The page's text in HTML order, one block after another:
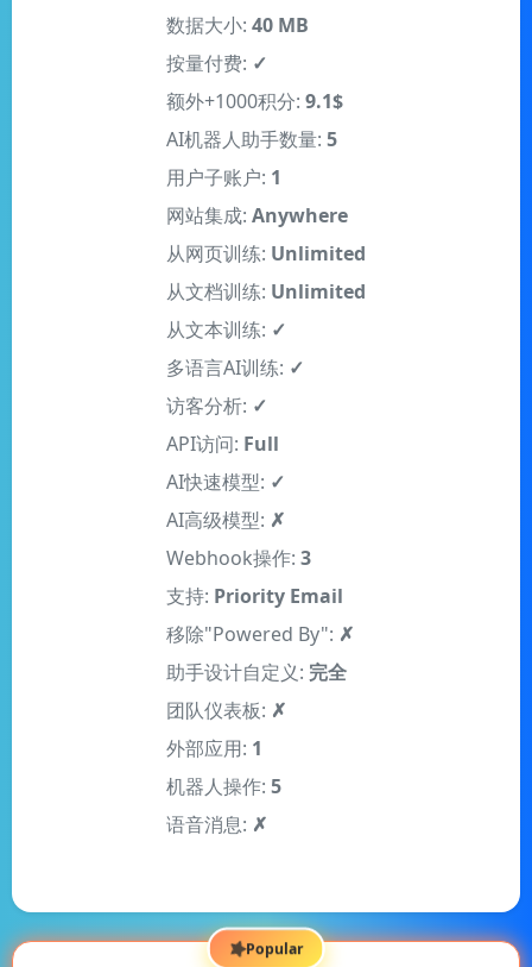
数据大小: 40 MB
按量付费: ✓
额外+1000积分: 9.1$
AI机器人助手数量: 5
用户子账户: 1
网站集成: Anywhere
从网页训练: Unlimited
从文档训练: Unlimited
从文本训练: ✓
多语言AI训练: ✓
访客分析: ✓
API访问: Full
AI快速模型: ✓
AI高级模型: ✗
Webhook操作: 3
支持: Priority Email
移除"Powered By": ✗
助手设计自定义: 完全
团队仪表板: ✗
外部应用: 1
机器人操作: 5
语音消息: ✗
Popular